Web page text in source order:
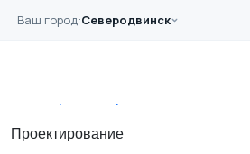
Ваш город:Северодвинск
Главная
Проектирование